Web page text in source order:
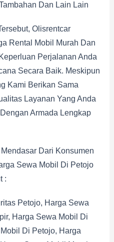
Dan Lain Lain
Olisrentcar
Rental Mobil Murah Dan
Perjalanan Anda
Secara Baik. Meskipun
Kami Berikan Sama
Layanan Yang Anda
Armada Lengkap
Dari Konsumen
Sewa Mobil Di Petojo
:
Petojo, Harga Sewa
Harga Sewa Mobil Di
Di Petojo, Harga